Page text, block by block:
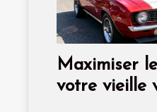
Maximiser
votre vieille